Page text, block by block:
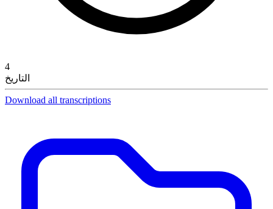
4
التاريخ
Download all transcriptions